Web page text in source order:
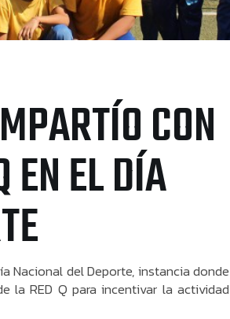
CON
EN EL DÍA
Nacional del Deporte, instancia donde
la RED Q para incentivar la actividad